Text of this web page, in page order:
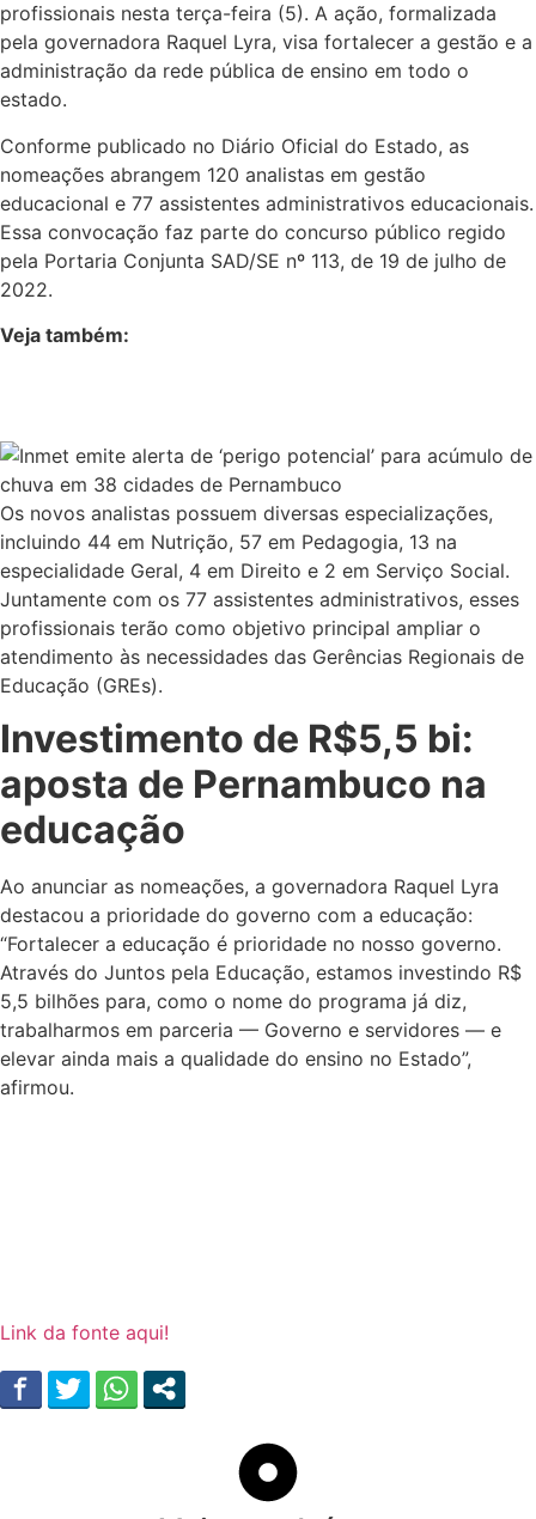
profissionais nesta terça-feira (5). A ação, formalizada
pela governadora Raquel Lyra, visa fortalecer a gestão e a
administração da rede pública de ensino em todo o
estado.
Conforme publicado no Diário Oficial do Estado, as
nomeações abrangem 120 analistas em gestão
educacional e 77 assistentes administrativos educacionais.
Essa convocação faz parte do concurso público regido
pela Portaria Conjunta SAD/SE nº 113, de 19 de julho de
2022.
Veja também:
Os novos analistas possuem diversas especializações,
incluindo 44 em Nutrição, 57 em Pedagogia, 13 na
especialidade Geral, 4 em Direito e 2 em Serviço Social.
Juntamente com os 77 assistentes administrativos, esses
profissionais terão como objetivo principal ampliar o
atendimento às necessidades das Gerências Regionais de
Educação (GREs).
Investimento de R$5,5 bi:
aposta de Pernambuco na
educação
Ao anunciar as nomeações, a governadora Raquel Lyra
destacou a prioridade do governo com a educação:
“Fortalecer a educação é prioridade no nosso governo.
Através do Juntos pela Educação, estamos investindo R$
5,5 bilhões para, como o nome do programa já diz,
trabalharmos em parceria — Governo e servidores — e
elevar ainda mais a qualidade do ensino no Estado”,
afirmou.
Link da fonte aqui!